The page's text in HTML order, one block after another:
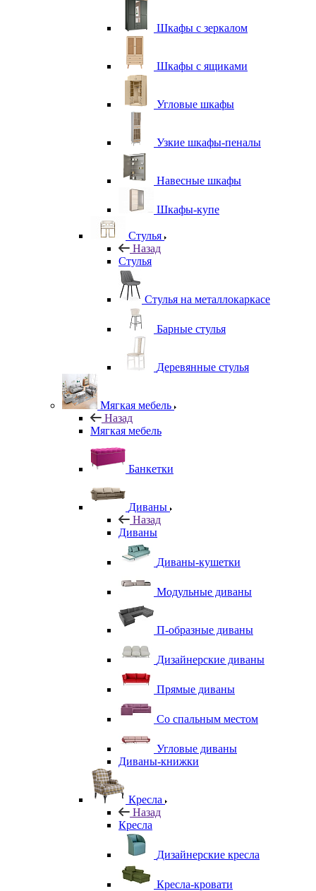
Шкафы с зеркалом
Шкафы с ящиками
Угловые шкафы
Узкие шкафы-пеналы
Навесные шкафы
Шкафы-купе
Стулья
Назад
Стулья
Стулья на металлокаркасе
Барные стулья
Деревянные стулья
Мягкая мебель
Назад
Мягкая мебель
Банкетки
Диваны
Назад
Диваны
Диваны-кушетки
Модульные диваны
П-образные диваны
Дизайнерские диваны
Прямые диваны
Со спальным местом
Угловые диваны
Диваны-книжки
Кресла
Назад
Кресла
Дизайнерские кресла
Кресла-кровати